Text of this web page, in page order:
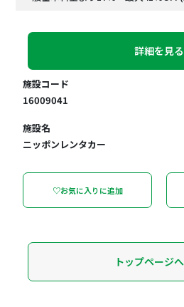
詳細を見る
施設コード
16009041
施設名
ニッポンレンタカー
♡お気に入りに追加
トップページ